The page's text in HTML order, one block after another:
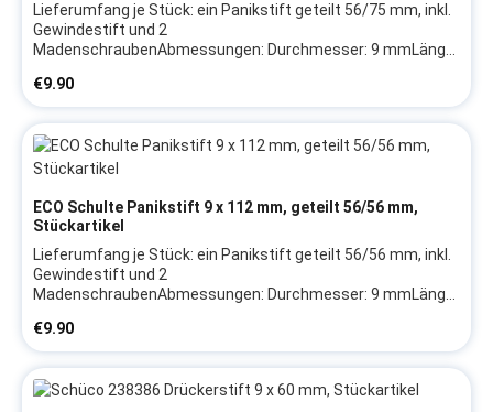
Lieferumfang je Stück: ein Panikstift geteilt 56/75 mm, inkl.
Gewindestift und 2
MadenschraubenAbmessungen: Durchmesser: 9 mmLänge:
Längsnut in geteilter AusführungHerstellerangaben:Firma:
ECOHerstellerartikel: 5030011862Hinweis: Wir empfehlen,
das Austauschen von Beschlagteilen sowie das Justieren
des Fensters/der Tür durch eine Fachkraft vornehmen zu
lassen
Regular price:
€9.90
ECO Schulte Panikstift 9 x 112 mm, geteilt 56/56 mm,
Stückartikel
Lieferumfang je Stück: ein Panikstift geteilt 56/56 mm, inkl.
Gewindestift und 2
MadenschraubenAbmessungen: Durchmesser: 9 mmLänge:
Längsnut in geteilter AusführungHerstellerangaben:Firma:
ECOHerstellerartikel: 5030011838Hinweis: Wir empfehlen,
das Austauschen von Beschlagteilen sowie das Justieren
des Fensters/der Tür durch eine Fachkraft vornehmen zu
Regular price:
€9.90